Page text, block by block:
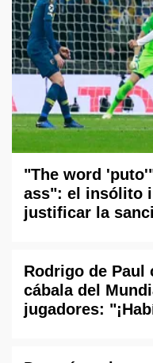
"The word
ass": el insólito
justificar la
Rodrigo de Paul
cábala del
jugadores: